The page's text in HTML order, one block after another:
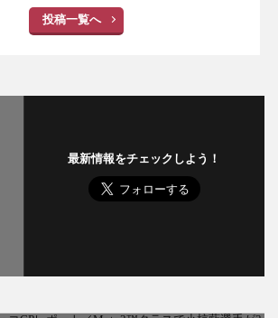
投稿一覧へ
最新情報をチェックしよう！